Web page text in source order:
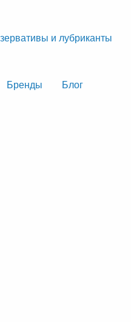
и лубриканты
Бренды
Блог